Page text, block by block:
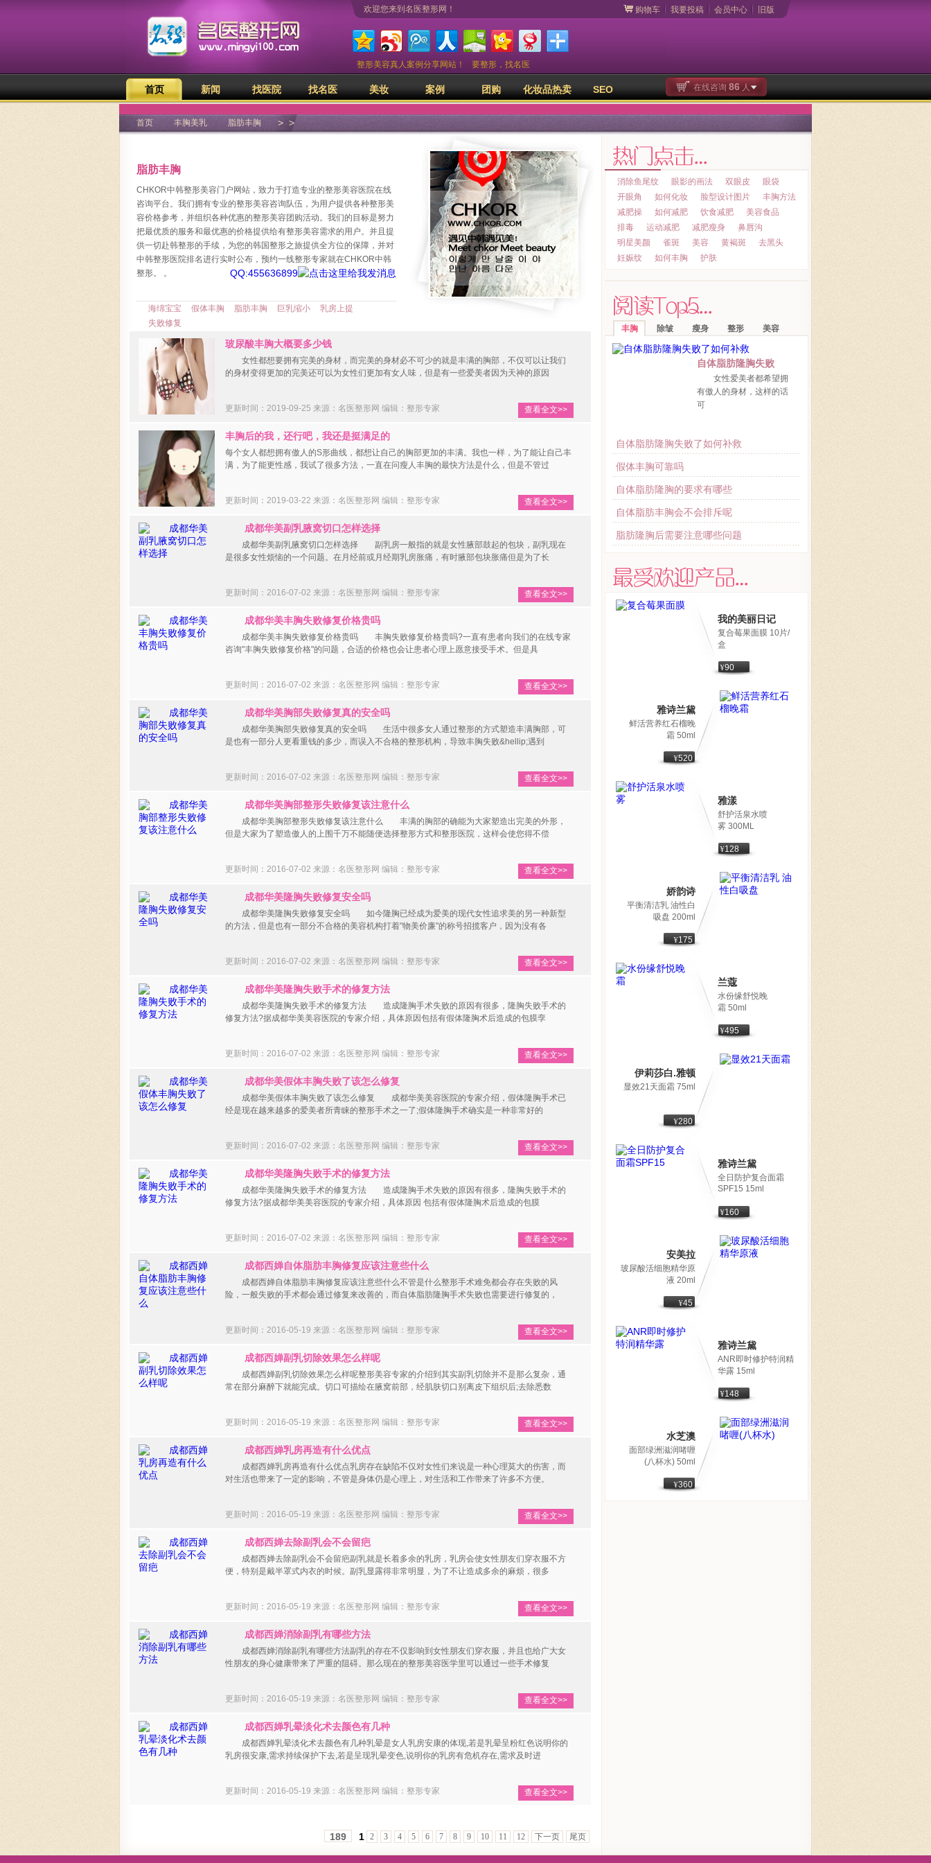
欢迎您来到名医整形网！ 购物车 我要投稿 会员中心 旧版
整形美容真人案例分享网站！ 要整形，找名医
首页 新闻 找医院 找名医 美妆 案例 团购 化妆品热卖 SEO 在线咨询 86 人
首页 >
丰胸美乳 >
脂肪丰胸
脂肪丰胸
CHKOR中韩整形美容门户网站，致力于打造专业的整形美容医院在线
咨询平台。我们拥有专业的整形美容咨询队伍，为用户提供各种整形美
容价格参考，并组织各种优惠的整形美容团购活动。我们的目标是努力
把最优质的服务和最优惠的价格提供给有整形美容需求的用户。并且提
供一切赴韩整形的手续，为您的韩国整形之旅提供全方位的保障，并对
中韩整形医院排名进行实时公布，预约一线整形专家就在CHKOR中韩
整形。
QQ:455636899
。
海绵宝宝 假体丰胸 脂肪丰胸 巨乳缩小
乳房上提
失败修复
玻尿酸丰胸大概要多少钱
女性都想要拥有完美的身材，而完美的身材必不可少的就是丰满的胸部，不仅可以让我们
的身材变得更加的完美还可以为女性们更加有女人味，但是有一些爱美者因为天神的原因
更新时间：2019-09-25 来源：名医整形网 编辑：整形专家 查看全文>>
丰胸后的我，还行吧，我还是挺满足的
每个女人都想拥有傲人的S形曲线，都想让自己的胸部更加的丰满。我也一样，为了能让自己丰
满，为了能更性感，我试了很多方法，一直在问瘦人丰胸的最快方法是什么，但是不管过
更新时间：2019-03-22 来源：名医整形网 编辑：整形专家 查看全文>>
成都华美副乳腋窝切口怎样选择
成都华美副乳腋窝切口怎样选择 副乳房一般指的就是女性腋部鼓起的包块，副乳现在
是很多女性烦恼的一个问题。在月经前或月经期乳房胀痛，有时腋部包块胀痛但是为了长
更新时间：2016-07-02 来源：名医整形网 编辑：整形专家 查看全文>>
成都华美丰胸失败修复价格贵吗
成都华美丰胸失败修复价格贵吗 丰胸失败修复价格贵吗?一直有患者向我们的在线专家
咨询"丰胸失败修复价格"的问题，合适的价格也会让患者心理上愿意接受手术。但是具
更新时间：2016-07-02 来源：名医整形网 编辑：整形专家 查看全文>>
成都华美胸部失败修复真的安全吗
成都华美胸部失败修复真的安全吗 生活中很多女人通过整形的方式塑造丰满胸部，可
是也有一部分人更看重钱的多少，而误入不合格的整形机构，导致丰胸失败&hellip;遇到
更新时间：2016-07-02 来源：名医整形网 编辑：整形专家 查看全文>>
成都华美胸部整形失败修复该注意什么
成都华美胸部整形失败修复该注意什么 丰满的胸部的确能为大家塑造出完美的外形，
但是大家为了塑造傲人的上围千万不能随便选择整形方式和整形医院，这样会使您得不偿
更新时间：2016-07-02 来源：名医整形网 编辑：整形专家 查看全文>>
成都华美隆胸失败修复安全吗
成都华美隆胸失败修复安全吗 如今隆胸已经成为爱美的现代女性追求美的另一种新型
的方法，但是也有一部分不合格的美容机构打着"物美价廉"的称号招揽客户，因为没有各
更新时间：2016-07-02 来源：名医整形网 编辑：整形专家 查看全文>>
成都华美隆胸失败手术的修复方法
成都华美隆胸失败手术的修复方法 造成隆胸手术失败的原因有很多，隆胸失败手术的
修复方法?据成都华美美容医院的专家介绍，具体原因包括有假体隆胸术后造成的包膜孪
更新时间：2016-07-02 来源：名医整形网 编辑：整形专家 查看全文>>
成都华美假体丰胸失败了该怎么修复
成都华美假体丰胸失败了该怎么修复 成都华美美容医院的专家介绍，假体隆胸手术已
经是现在越来越多的爱美者所青睐的整形手术之一了;假体隆胸手术确实是一种非常好的
更新时间：2016-07-02 来源：名医整形网 编辑：整形专家 查看全文>>
成都华美隆胸失败手术的修复方法
成都华美隆胸失败手术的修复方法 造成隆胸手术失败的原因有很多，隆胸失败手术的
修复方法?据成都华美美容医院的专家介绍，具体原因 包括有假体隆胸术后造成的包膜
更新时间：2016-07-02 来源：名医整形网 编辑：整形专家 查看全文>>
成都西婵自体脂肪丰胸修复应该注意些什么
成都西婵自体脂肪丰胸修复应该注意些什么不管是什么整形手术难免都会存在失败的风
险，一般失败的手术都会通过修复来改善的，而自体脂肪隆胸手术失败也需要进行修复的，
更新时间：2016-05-19 来源：名医整形网 编辑：整形专家 查看全文>>
成都西婵副乳切除效果怎么样呢
成都西婵副乳切除效果怎么样呢整形美容专家的介绍到其实副乳切除并不是那么复杂，通
常在部分麻醉下就能完成。切口可描绘在腋窝前部，经肌肤切口别离皮下组织后;去除悉数
更新时间：2016-05-19 来源：名医整形网 编辑：整形专家 查看全文>>
成都西婵乳房再造有什么优点
成都西婵乳房再造有什么优点乳房存在缺陷不仅对女性们来说是一种心理莫大的伤害，而
对生活也带来了一定的影响，不管是身体仍是心理上，对生活和工作带来了许多不方便。
更新时间：2016-05-19 来源：名医整形网 编辑：整形专家 查看全文>>
成都西婵去除副乳会不会留疤
成都西婵去除副乳会不会留疤副乳就是长着多余的乳房，乳房会使女性朋友们穿衣服不方
便，特别是戴半罩式内衣的时候。副乳显露得非常明显，为了不让造成多余的麻烦，很多
更新时间：2016-05-19 来源：名医整形网 编辑：整形专家 查看全文>>
成都西婵消除副乳有哪些方法
成都西婵消除副乳有哪些方法副乳的存在不仅影响到女性朋友们穿衣服，并且也给广大女
性朋友的身心健康带来了严重的阻碍。那么现在的整形美容医学里可以通过一些手术修复
更新时间：2016-05-19 来源：名医整形网 编辑：整形专家 查看全文>>
成都西婵乳晕淡化术去颜色有几种
成都西婵乳晕淡化术去颜色有几种乳晕是女人乳房安康的体现,若是乳晕呈粉红色说明你的
乳房很安康,需求持续保护下去,若是呈现乳晕变色,说明你的乳房有危机存在,需求及时进
更新时间：2016-05-19 来源：名医整形网 编辑：整形专家 查看全文>>
189 1 2 3 4 5 6 7 8 9 10 11 12 下一页 尾页
消除鱼尾纹 眼影的画法 双眼皮
眼袋
开眼角
如何化妆 脸型设计图片
丰胸方法
减肥操
如何减肥 饮食减肥
美容食品
排毒
运动减肥 减肥瘦身
鼻唇沟
明星美颜
雀斑 美容 黄褐斑
去黑头
妊娠纹
如何丰胸 护肤
丰胸 除皱 瘦身 整形 美容
自体脂肪隆胸失败
女性爱美者都希望拥
有傲人的身材，这样的话
可
自体脂肪隆胸失败了如何补救
假体丰胸可靠吗
自体脂肪隆胸的要求有哪些
自体脂肪丰胸会不会排斥呢
脂肪隆胸后需要注意哪些问题
我的美丽日记
复合莓果面膜 10片/
盒
¥90
雅诗兰黛
鲜活营养红石榴晚
霜 50ml
¥520
雅漾
舒护活泉水喷
雾 300ML
¥128
娇韵诗
平衡清洁乳 油性白
吸盘 200ml
¥175
兰蔻
水份缘舒悦晚
霜 50ml
¥495
伊莉莎白.雅顿
显效21天面霜 75ml
¥280
雅诗兰黛
全日防护复合面霜
SPF15 15ml
¥160
安美拉
玻尿酸活细胞精华原
液 20ml
¥45
雅诗兰黛
ANR即时修护特润精
华露 15ml
¥148
水芝澳
面部绿洲滋润啫喱
(八杯水) 50ml
¥360